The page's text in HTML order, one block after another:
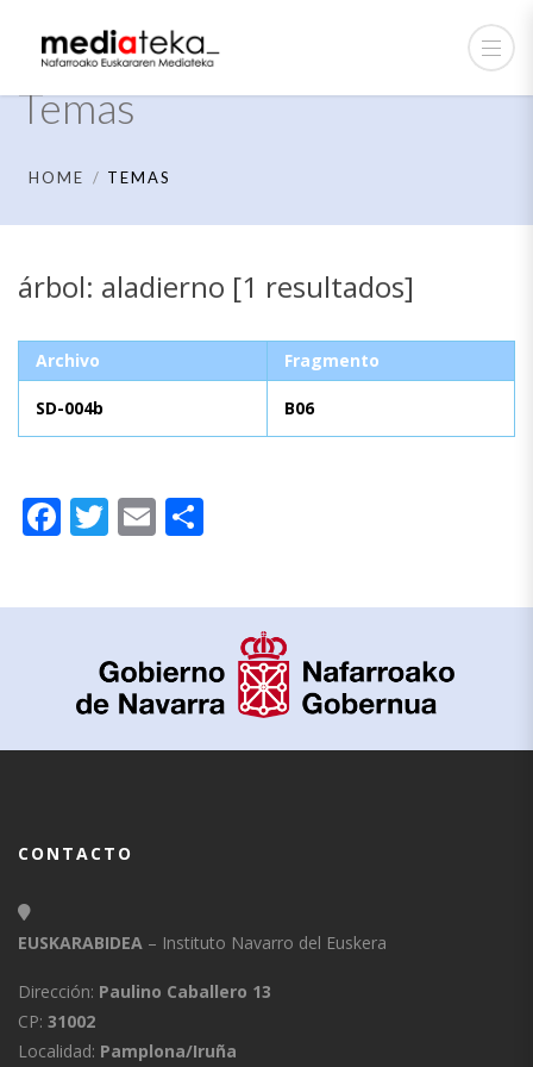
Temas
HOME TEMAS
árbol: aladierno [1 resultados]
Archivo Fragmento
SD-004b B06
Facebook
Twitter
Email
CONTACTO
EUSKARABIDEA – Instituto Navarro del Euskera
Dirección: Paulino Caballero 13
CP: 31002
Localidad: Pamplona/Iruña